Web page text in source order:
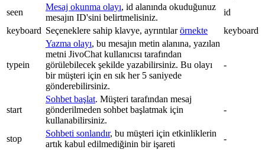
seen
Mesaj okunma olayı, id alanında okuduğunuz
mesajın ID'sini belirtmelisiniz.
id
keyboard Seçeneklere sahip klavye, ayrıntılarörnekte keyboard
typein
Yazma olayı, bu mesajın metin alanına, yazılan
metni JivoChat kullanıcısı tarafından
görülebilecek şekilde yazabilirsiniz. Bu olayı
bir müşteri için en sık her 5 saniyede
gönderebilirsiniz.
-
start
Sohbet başlat. Müşteri tarafından mesaj
gönderilmeden sohbet başlatmak için
kullanabilirsiniz.
-
stop
Sohbeti sonlandır, bu müşteri için etkinliklerin
artık kabul edilmediğinin bir işareti
-